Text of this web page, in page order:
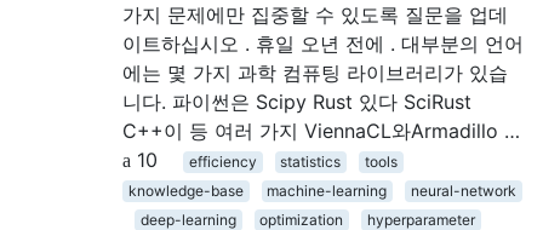
가지 문제에만 집중할 수 있도록 질문을 업데
이트하십시오 . 휴일 오년 전에 . 대부분의 언어
에는 몇 가지 과학 컴퓨팅 라이브러리가 있습
니다. 파이썬은 Scipy Rust 있다 SciRust
C++이 등 여러 가지 ViennaCL와Armadillo …
10
efficiency statistics
tools
knowledge-base
machine-learning
neural-network
deep-learning
optimization
hyperparameter